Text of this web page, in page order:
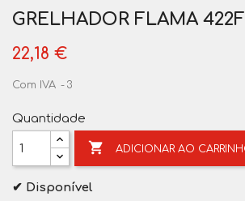
GRELHADOR FLAMA
22,18 €
Com IVA 3
Quantidade
 ADICIONAR AO
✔ Disponível